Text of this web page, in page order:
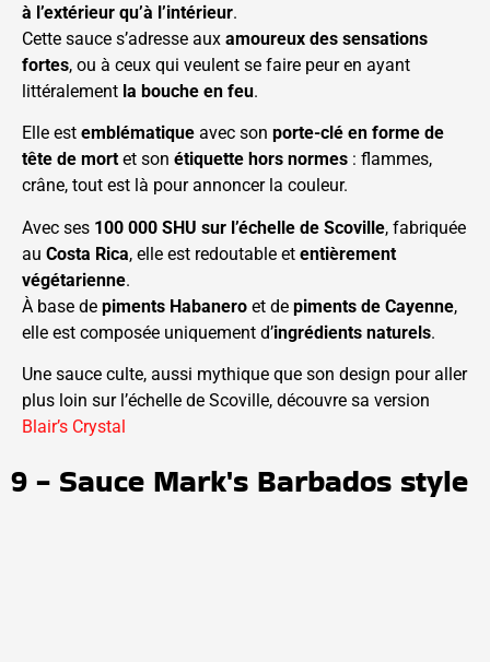
à l’extérieur qu’à l’intérieur.
Cette sauce s’adresse aux amoureux des sensations
fortes, ou à ceux qui veulent se faire peur en ayant
littéralement la bouche en feu.
Elle est emblématique avec son porte-clé en forme de
tête de mort et son étiquette hors normes : flammes,
crâne, tout est là pour annoncer la couleur.
Avec ses 100 000 SHU sur l’échelle de Scoville, fabriquée
au Costa Rica, elle est redoutable et entièrement
végétarienne.
À base de piments Habanero et de piments de Cayenne,
elle est composée uniquement d’ingrédients naturels.
Une sauce culte, aussi mythique que son design pour aller
plus loin sur l’échelle de Scoville, découvre sa version
Blair’s Crystal
9 - Sauce Mark's Barbados style